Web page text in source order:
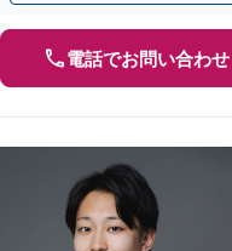
電話でお問い合わせ